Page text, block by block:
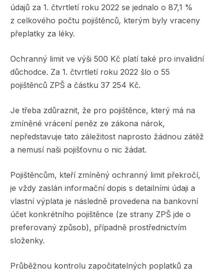
údajů za 1. čtvrtletí roku 2022 se jednalo o 87,1 %
z celkového počtu pojištěnců, kterým byly vraceny
přeplatky za léky.
Ochranný limit ve výši 500 Kč platí také pro invalidní
důchodce. Za 1. čtvrtletí roku 2022 šlo o 55
pojištěnců ZPŠ a částku 37 254 Kč.
Je třeba zdůraznit, že pro pojištěnce, který má na
zmíněné vrácení peněz ze zákona nárok,
nepředstavuje tato záležitost naprosto žádnou zátěž
a nemusí naši pojišťovnu o nic žádat.
Pojištěncům, kteří zmíněný ochranný limit překročí,
je vždy zaslán informační dopis s detailními údaji a
vlastní výplata je následně provedena na bankovní
účet konkrétního pojištěnce (ze strany ZPŠ jde o
preferovaný způsob), případně prostřednictvím
složenky.
Průběžnou kontrolu započitatelných poplatků za